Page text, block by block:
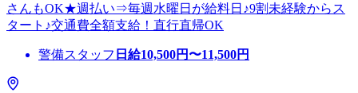
さんもOK★週払い⇒毎週水曜日が給料日♪9割未経験からス
タート♪交通費全額支給！直行直帰OK
警備スタッフ 日給10,500円〜11,500円